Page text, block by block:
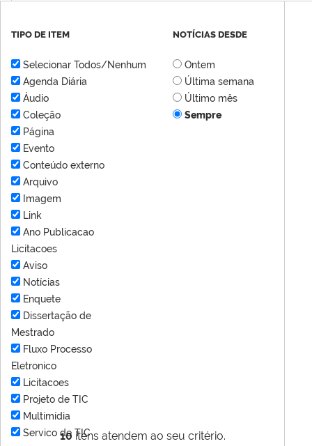
10 itens atendem ao seu critério.
TIPO DE ITEM
Selecionar Todos/Nenhum
Agenda Diária
Áudio
Coleção
Página
Evento
Conteúdo externo
Arquivo
Imagem
Link
Ano Publicacao
Licitacoes
Aviso
Notícias
Enquete
Dissertação de
Mestrado
Fluxo Processo
Eletronico
Licitacoes
Projeto de TIC
Multimídia
Servico de TIC
NOTÍCIAS DESDE
Ontem
Última semana
Último mês
Sempre